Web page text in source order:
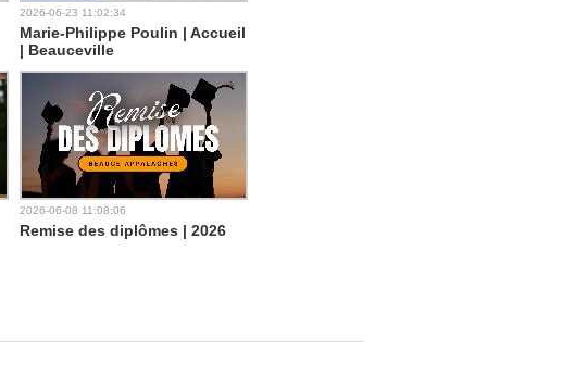
2026-06-23 11:02:34
Marie-Philippe Poulin | Accueil
| Beauceville
2026-06-08 11:08:06
Remise des diplômes | 2026